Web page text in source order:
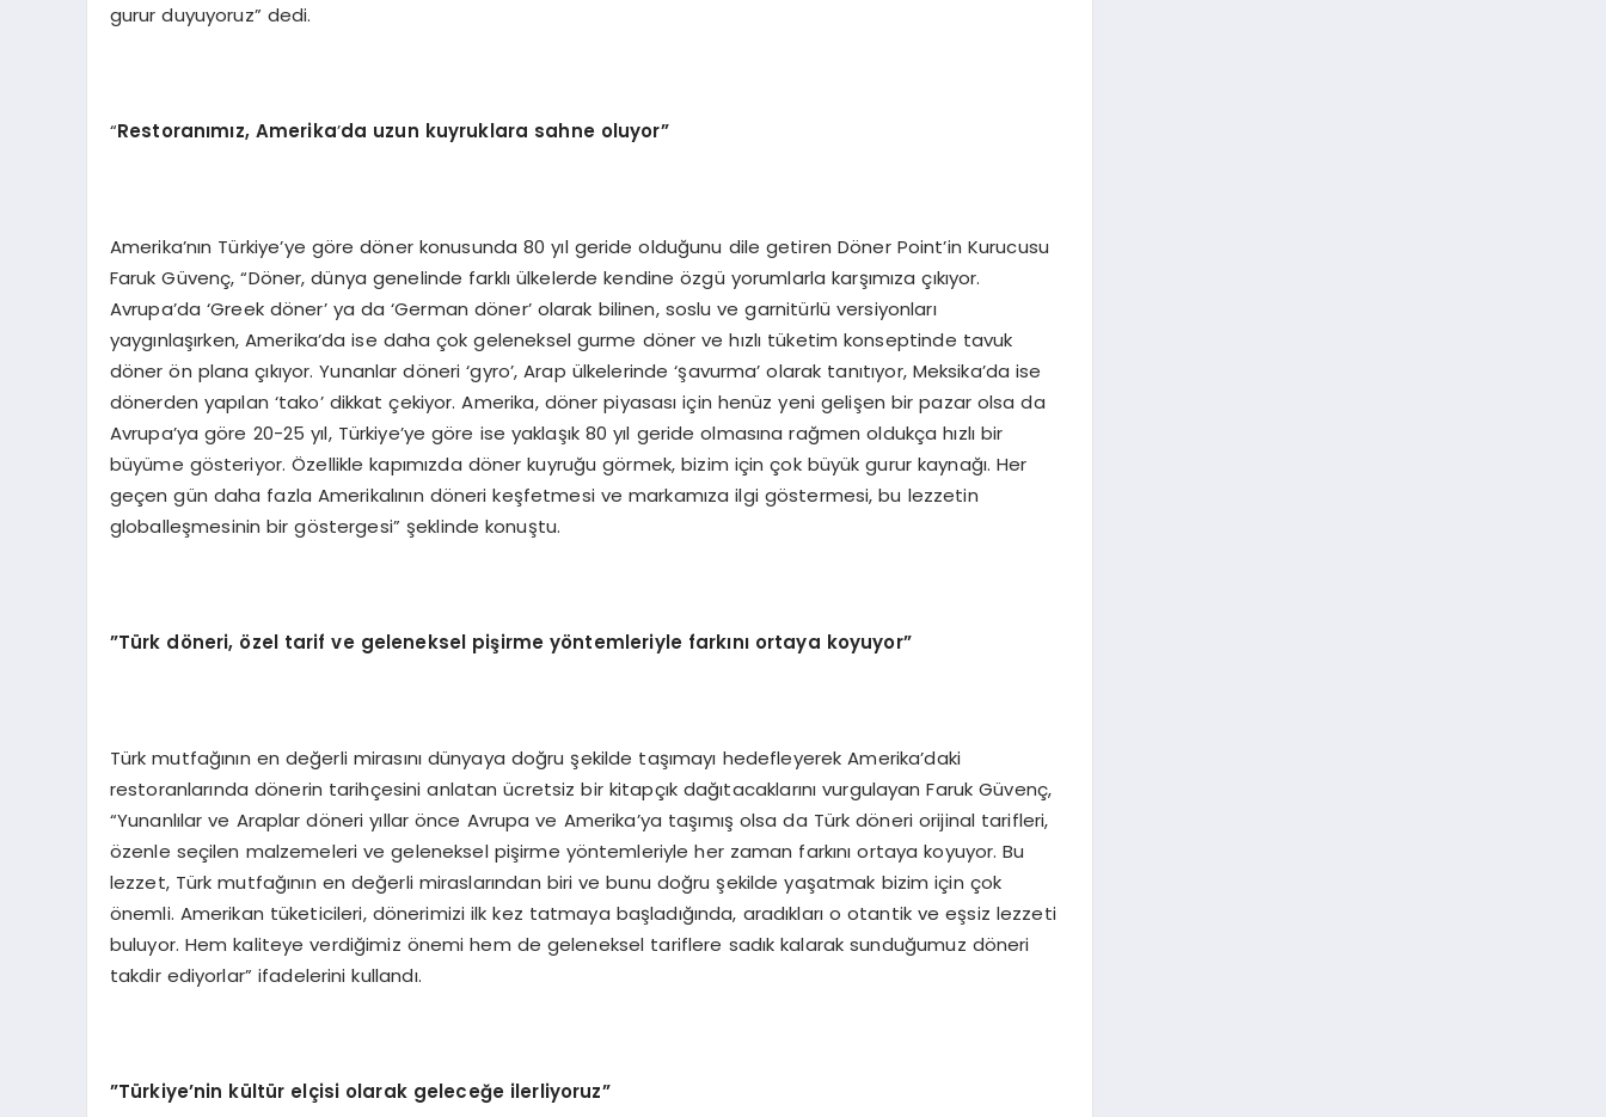
gurur duyuyoruz” dedi.
“Restoranımız, Amerika’da uzun kuyruklara sahne oluyor”
Amerika’nın Türkiye’ye göre döner konusunda 80 yıl geride olduğunu dile getiren Döner Point’in Kurucusu
Faruk Güvenç, “Döner, dünya genelinde farklı ülkelerde kendine özgü yorumlarla karşımıza çıkıyor.
Avrupa’da ‘Greek döner’ ya da ‘German döner’ olarak bilinen, soslu ve garnitürlü versiyonları
yaygınlaşırken, Amerika’da ise daha çok geleneksel gurme döner ve hızlı tüketim konseptinde tavuk
döner ön plana çıkıyor. Yunanlar döneri ‘gyro’, Arap ülkelerinde ‘şavurma’ olarak tanıtıyor, Meksika’da ise
dönerden yapılan ‘tako’ dikkat çekiyor. Amerika, döner piyasası için henüz yeni gelişen bir pazar olsa da
Avrupa’ya göre 20-25 yıl, Türkiye’ye göre ise yaklaşık 80 yıl geride olmasına rağmen oldukça hızlı bir
büyüme gösteriyor. Özellikle kapımızda döner kuyruğu görmek, bizim için çok büyük gurur kaynağı. Her
geçen gün daha fazla Amerikalının döneri keşfetmesi ve markamıza ilgi göstermesi, bu lezzetin
globalleşmesinin bir göstergesi” şeklinde konuştu.
”Türk döneri, özel tarif ve geleneksel pişirme yöntemleriyle farkını ortaya koyuyor”
Türk mutfağının en değerli mirasını dünyaya doğru şekilde taşımayı hedefleyerek Amerika’daki
restoranlarında dönerin tarihçesini anlatan ücretsiz bir kitapçık dağıtacaklarını vurgulayan Faruk Güvenç,
“Yunanlılar ve Araplar döneri yıllar önce Avrupa ve Amerika’ya taşımış olsa da Türk döneri orijinal tarifleri,
özenle seçilen malzemeleri ve geleneksel pişirme yöntemleriyle her zaman farkını ortaya koyuyor. Bu
lezzet, Türk mutfağının en değerli miraslarından biri ve bunu doğru şekilde yaşatmak bizim için çok
önemli. Amerikan tüketicileri, dönerimizi ilk kez tatmaya başladığında, aradıkları o otantik ve eşsiz lezzeti
buluyor. Hem kaliteye verdiğimiz önemi hem de geleneksel tariflere sadık kalarak sunduğumuz döneri
takdir ediyorlar” ifadelerini kullandı.
”Türkiye’nin kültür elçisi olarak geleceğe ilerliyoruz”